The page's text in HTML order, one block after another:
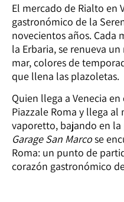
El mercado de Rialto en
gastronómico de la
novecientos años. Cada
la Erbaria, se renueva
mar, colores de
que llena las plazoletas.
Quien llega a Venecia
Piazzale Roma y llega
vaporetto, bajando en la
Garage San Marcose
Roma: un punto de
corazón gastronómico